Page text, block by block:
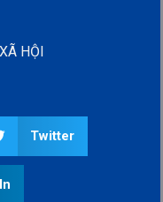
HỘI
Twitter